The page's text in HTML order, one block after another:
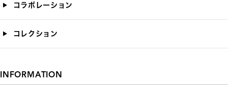
コラボレーション
コレクション
INFORMATION